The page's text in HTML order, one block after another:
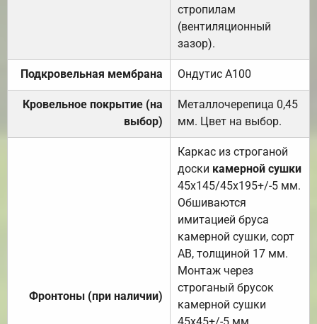
стропилам
(вентиляционный
зазор).
Подкровельная мембрана Ондутис А100
Кровельное покрытие (на
выбор)
Металлочерепица 0,45
мм. Цвет на выбор.
Фронтоны (при наличии)
Каркас из строганой
доски камерной сушки
45х145/45х195+/-5 мм.
Обшиваются
имитацией бруса
камерной сушки, сорт
АВ, толщиной 17 мм.
Монтаж через
строганый брусок
камерной сушки